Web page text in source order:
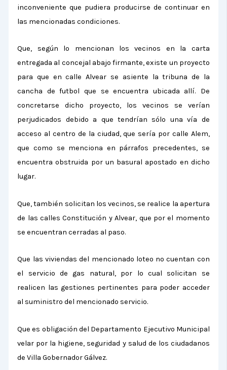
inconveniente que pudiera producirse de continuar en
las mencionadas condiciones.
Que, según lo mencionan los vecinos en la carta
entregada al concejal abajo firmante, existe un proyecto
para que en calle Alvear se asiente la tribuna de la
cancha de futbol que se encuentra ubicada allí. De
concretarse dicho proyecto, los vecinos se verían
perjudicados debido a que tendrían sólo una vía de
acceso al centro de la ciudad, que sería por calle Alem,
que como se menciona en párrafos precedentes, se
encuentra obstruida por un basural apostado en dicho
lugar.
Que, también solicitan los vecinos, se realice la apertura
de las calles Constitución y Alvear, que por el momento
se encuentran cerradas al paso.
Que las viviendas del mencionado loteo no cuentan con
el servicio de gas natural, por lo cual solicitan se
realicen las gestiones pertinentes para poder acceder
al suministro del mencionado servicio.
Que es obligación del Departamento Ejecutivo Municipal
velar por la higiene, seguridad y salud de los ciudadanos
de Villa Gobernador Gálvez.